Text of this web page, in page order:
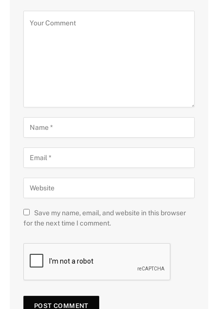
Save my name, email, and website in this browser
for the next time I comment.